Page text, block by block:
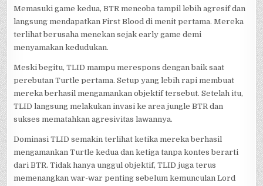
Memasuki game kedua, BTR mencoba tampil lebih agresif dan
langsung mendapatkan First Blood di menit pertama. Mereka
terlihat berusaha menekan sejak early game demi
menyamakan kedudukan.
Meski begitu, TLID mampu merespons dengan baik saat
perebutan Turtle pertama. Setup yang lebih rapi membuat
mereka berhasil mengamankan objektif tersebut. Setelah itu,
TLID langsung melakukan invasi ke area jungle BTR dan
sukses mematahkan agresivitas lawannya.
Dominasi TLID semakin terlihat ketika mereka berhasil
mengamankan Turtle kedua dan ketiga tanpa kontes berarti
dari BTR. Tidak hanya unggul objektif, TLID juga terus
memenangkan war-war penting sebelum kemunculan Lord